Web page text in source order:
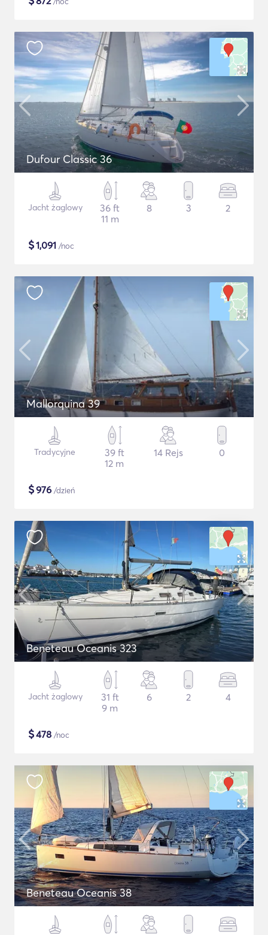
Dufour Classic 36
Jacht żaglowy
36 ft
11 m
8 3 2
$1,091 /noc
Mallorquina 39
Tradycyjne
39 ft
12 m
14 Rejs 0
$976 /dzień
Beneteau Oceanis 323
Jacht żaglowy
31 ft
9 m
6 2 4
$478 /noc
Beneteau Oceanis 38